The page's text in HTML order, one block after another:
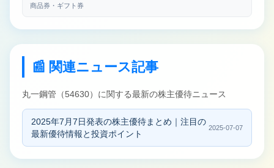
商品券・ギフト券
📰 関連ニュース記事
丸一鋼管（54630）に関する最新の株主優待ニュース
2025年7月7日発表の株主優待まとめ｜注目の
最新優待情報と投資ポイント
2025-07-07